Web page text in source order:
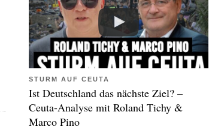
STURM AUF CEUTA
Ist Deutschland das nächste Ziel? –
Ceuta-Analyse mit Roland Tichy &
Marco Pino